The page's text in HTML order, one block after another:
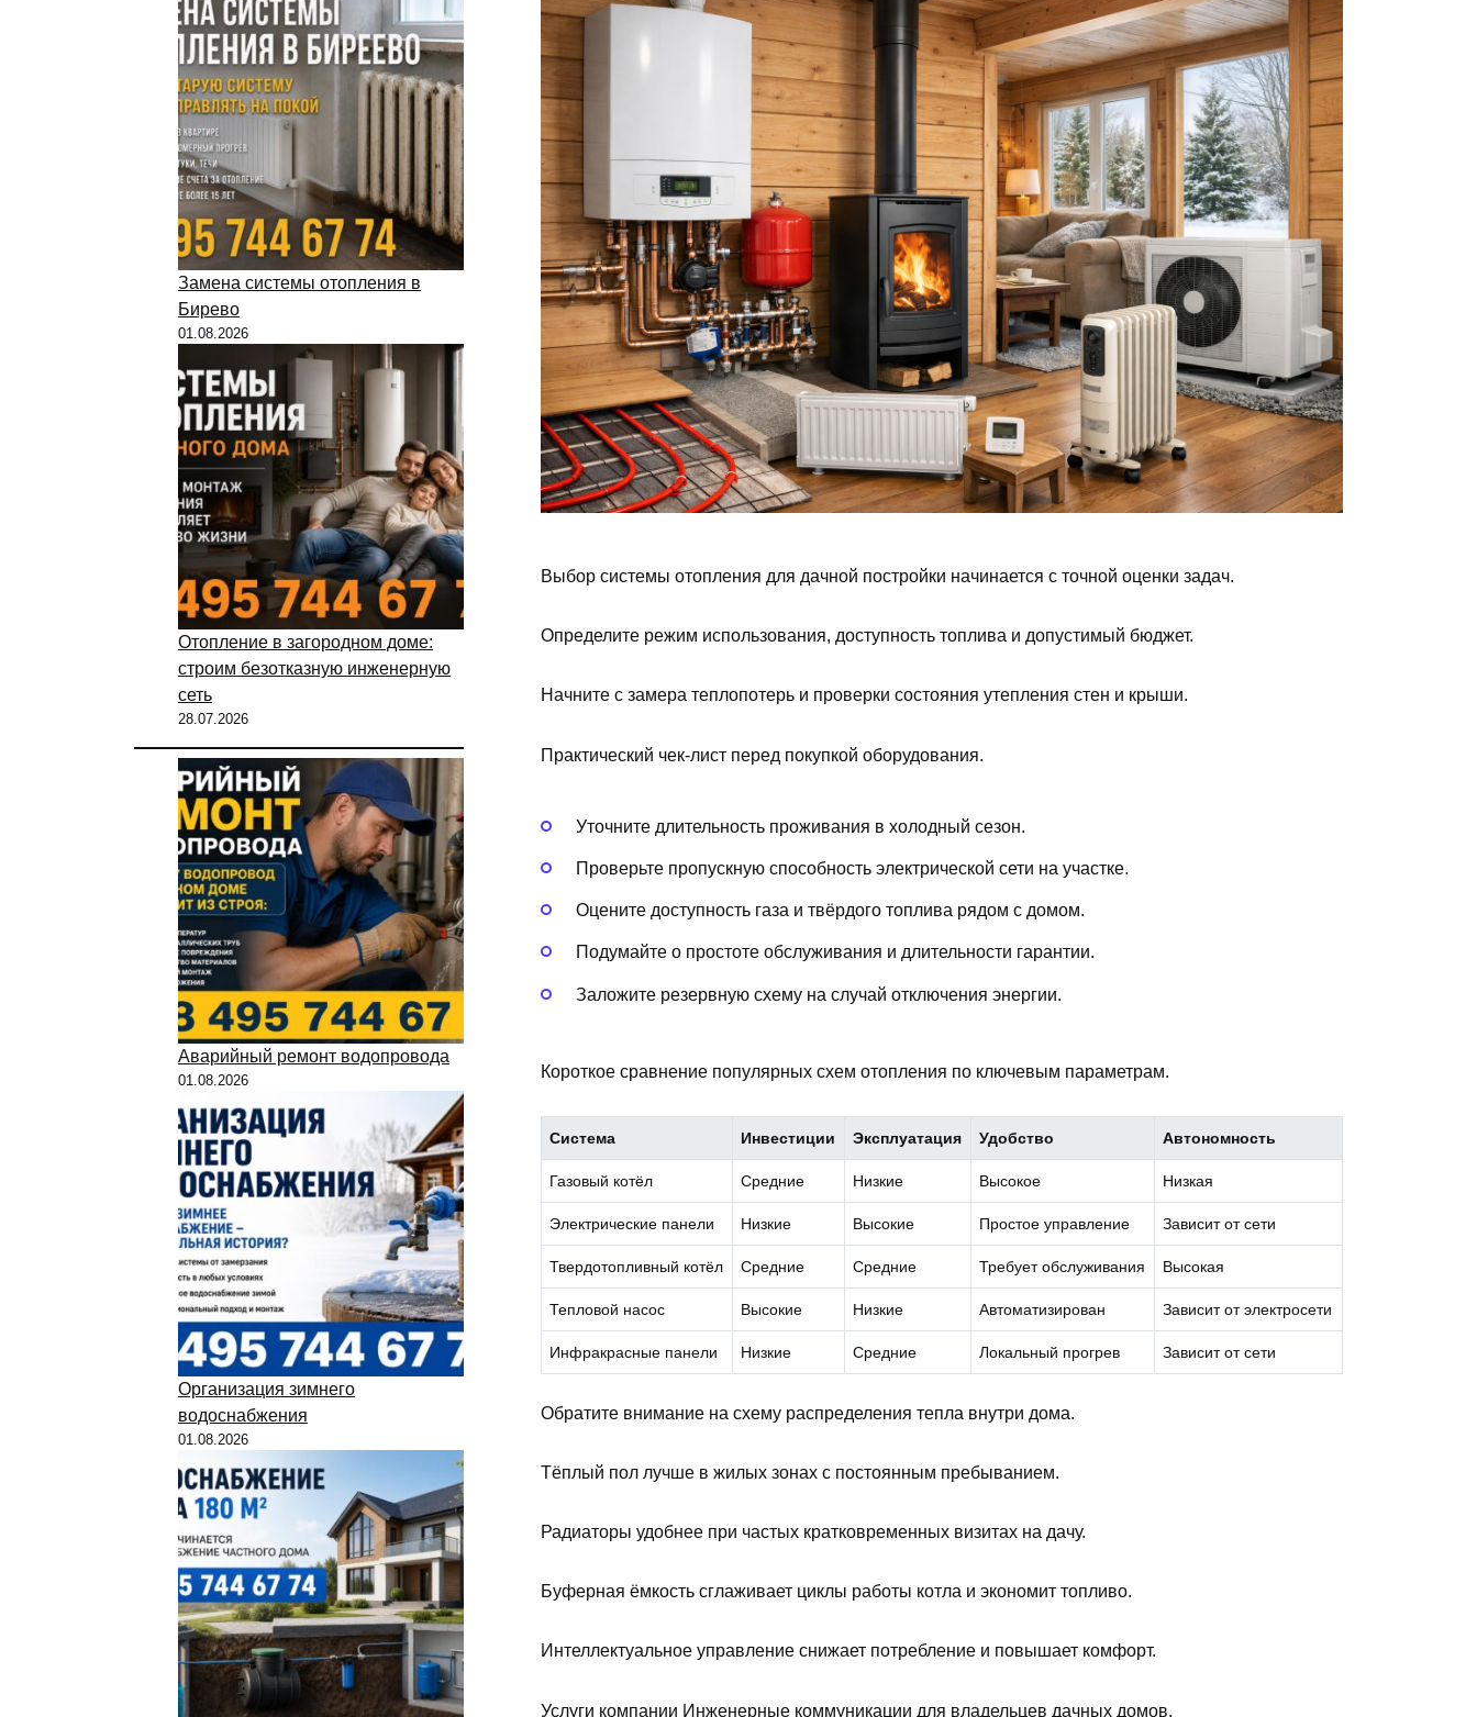
Выбор системы отопления для дачной постройки начинается с точной оценки задач.
Определите режим использования, доступность топлива и допустимый бюджет.
Начните с замера теплопотерь и проверки состояния утепления стен и крыши.
Практический чек‑лист перед покупкой оборудования.
Уточните длительность проживания в холодный сезон.
Проверьте пропускную способность электрической сети на участке.
Оцените доступность газа и твёрдого топлива рядом с домом.
Подумайте о простоте обслуживания и длительности гарантии.
Заложите резервную схему на случай отключения энергии.
Короткое сравнение популярных схем отопления по ключевым параметрам.
Система Инвестиции Эксплуатация Удобство Автономность
Газовый котёл Средние Низкие Высокое Низкая
Электрические панели Низкие Высокие Простое управление Зависит от сети
Твердотопливный котёл Средние Средние Требует обслуживания Высокая
Тепловой насос Высокие Низкие Автоматизирован Зависит от электросети
Инфракрасные панели Низкие Средние Локальный прогрев Зависит от сети
Обратите внимание на схему распределения тепла внутри дома.
Тёплый пол лучше в жилых зонах с постоянным пребыванием.
Радиаторы удобнее при частых кратковременных визитах на дачу.
Буферная ёмкость сглаживает циклы работы котла и экономит топливо.
Интеллектуальное управление снижает потребление и повышает комфорт.
Услуги компании Инженерные коммуникации для владельцев дачных домов.
Замена системы отопления в
Бирево
01.08.2026
Отопление в загородном доме:
строим безотказную инженерную
сеть
28.07.2026
Аварийный ремонт водопровода
01.08.2026
Организация зимнего
водоснабжения
01.08.2026